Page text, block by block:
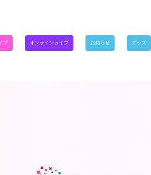
ブ オンラインライブ お知らせ グッズ